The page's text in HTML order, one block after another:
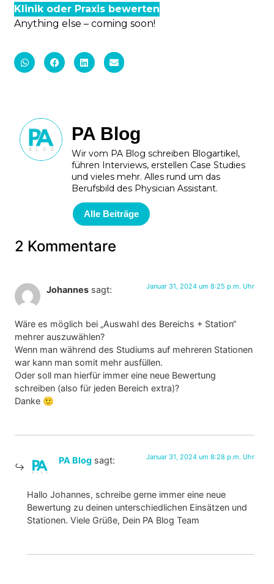
Klinik oder Praxis bewerten
Anything else – coming soon!
PA Blog
Wir vom PA Blog schreiben Blogartikel,
führen Interviews, erstellen Case Studies
und vieles mehr. Alles rund um das
Berufsbild des Physician Assistant.
Alle Beiträge
2 Kommentare
Johannes sagt: Januar 31, 2024 um 8:25 p.m. Uhr
Wäre es möglich bei „Auswahl des Bereichs + Station“
mehrer auszuwählen?
Wenn man während des Studiums auf mehreren Stationen
war kann man somit mehr ausfüllen.
Oder soll man hierfür immer eine neue Bewertung
schreiben (also für jeden Bereich extra)?
Danke 🙂
PA Blog sagt: Januar 31, 2024 um 8:28 p.m. Uhr
Hallo Johannes, schreibe gerne immer eine neue
Bewertung zu deinen unterschiedlichen Einsätzen und
Stationen. Viele Grüße, Dein PA Blog Team